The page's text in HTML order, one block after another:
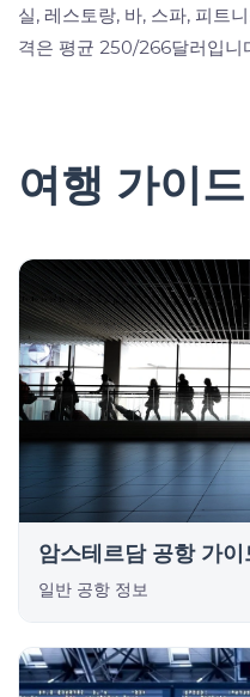
실, 레스토랑, 바, 스파, 피트
격은 평균 250/266달러입니
여행 가이드
암스테르담 공항 가이
일반 공항 정보